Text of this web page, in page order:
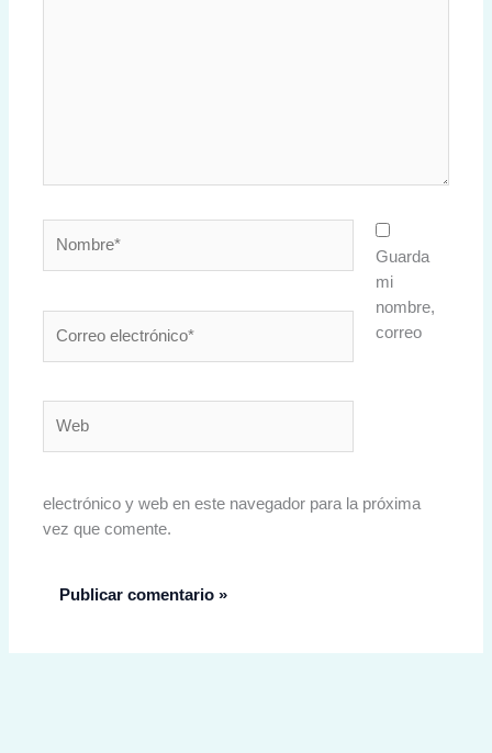
electrónico*
Guarda
mi
nombre,
correo
electrónico y web en este navegador para la próxima
vez que comente.